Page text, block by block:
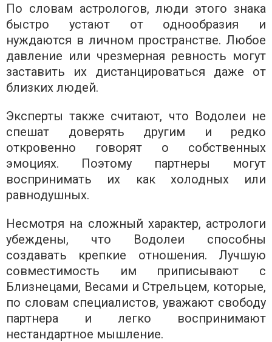
По словам астрологов, люди этого знака
быстро устают от однообразия и
нуждаются в личном пространстве. Любое
давление или чрезмерная ревность могут
заставить их дистанцироваться даже от
близких людей.
Эксперты также считают, что Водолеи не
спешат доверять другим и редко
откровенно говорят о собственных
эмоциях. Поэтому партнеры могут
воспринимать их как холодных или
равнодушных.
Несмотря на сложный характер, астрологи
убеждены, что Водолеи способны
создавать крепкие отношения. Лучшую
совместимость им приписывают с
Близнецами, Весами и Стрельцем, которые,
по словам специалистов, уважают свободу
партнера и легко воспринимают
нестандартное мышление.